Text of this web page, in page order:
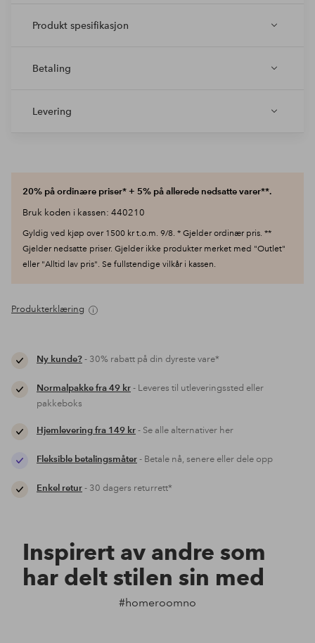
Produkt spesifikasjon
Betaling
Levering
20% på ordinære priser* + 5% på allerede nedsatte varer**.
Bruk koden i kassen: 440210
Gyldig ved kjøp over 1500 kr t.o.m. 9/8. * Gjelder ordinær pris. **
Gjelder nedsatte priser. Gjelder ikke produkter merket med "Outlet"
eller "Alltid lav pris". Se fullstendige vilkår i kassen.
Produkterklæring
Ny kunde?- 30% rabatt på din dyreste vare*
Normalpakke fra 49 kr- Leveres til utleveringssted eller
pakkeboks
Hjemlevering fra 149 kr- Se alle alternativer her
Fleksible betalingsmåter- Betale nå, senere eller dele opp
Enkel retur- 30 dagers returrett*
Inspirert av andre som
har delt stilen sin med
#homeroomno